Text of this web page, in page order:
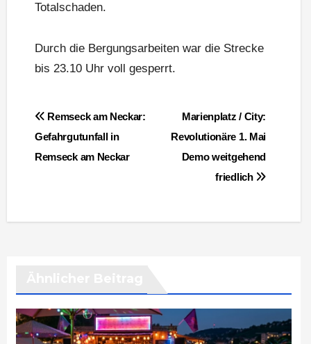
Totalschaden.
Durch die Bergungsarbeiten war die Strecke
bis 23.10 Uhr voll gesperrt.
BeitragsnavigationMarienplatz / City:
Revolutionäre 1. Mai
Demo weitgehend
friedlich
Remseck am Neckar:
Gefahrgutunfall in
Remseck am Neckar